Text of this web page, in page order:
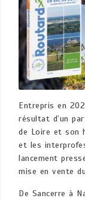
Entrepris en
résultat d’un
de Loire et son
et les
lancement
mise en vente
De Sancerre à